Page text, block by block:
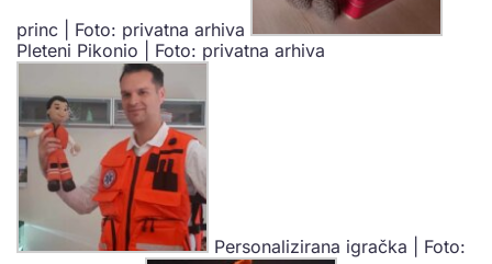
princ | Foto: privatna arhiva
Pleteni Pikonio | Foto: privatna arhiva
Personalizirana igračka | Foto: